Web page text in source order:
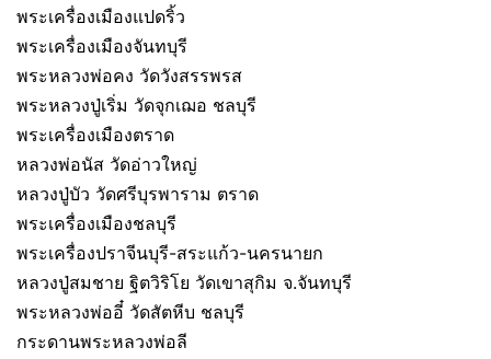
พระเครื่องเมืองแปดริ้ว
พระเครื่องเมืองจันทบุรี
พระหลวงพ่อคง วัดวังสรรพรส
พระหลวงปู่เริ่ม วัดจุกเฌอ ชลบุรี
พระเครื่องเมืองตราด
หลวงพ่อนัส วัดอ่าวใหญ่
หลวงปู่บัว วัดศรีบุรพาราม ตราด
พระเครื่องเมืองชลบุรี
พระเครื่องปราจีนบุรี-สระแก้ว-นครนายก
หลวงปู่สมชาย ฐิตวิริโย วัดเขาสุกิม จ.จันทบุรี
พระหลวงพ่ออี๋ วัดสัตหีบ ชลบุรี
กระดานพระหลวงพ่อลี